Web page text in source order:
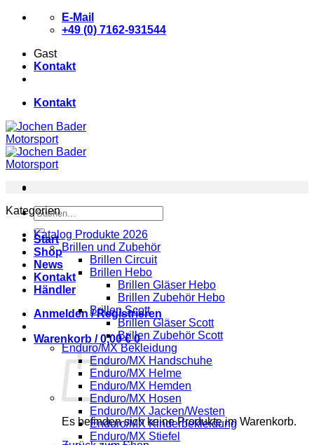
Zum
E-Mail
+49 (0) 7162-931544
Gast
Kontakt
Kontakt
Suchen
nach:
Start
Shop
News
Kontakt
Händler
Anmelden / Registrieren
Warenkorb /0,00€ 0
Es befinden sich keine Produkte im Warenkorb.
Kategorien
Katalog Produkte 2026
Brillen und Zubehör
Brillen Circuit
Brillen Hebo
Brillen Gläser Hebo
Brillen Zubehör Hebo
Brillen Scott
Brillen Gläser Scott
Brillen Zubehör Scott
Enduro/MX Bekleidung
Enduro/MX Handschuhe
Enduro/MX Helme
Enduro/MX Hemden
Enduro/MX Hosen
Enduro/MX Jacken/Westen
Enduro/MX Kinderbekleidung
Enduro/MX Stiefel